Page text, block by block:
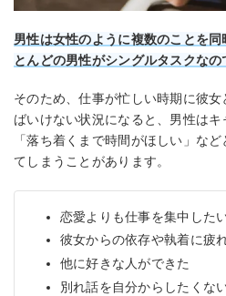
男性は女性のように複数のことを
とんどの男性がシングルタスクなの
そのため、仕事が忙しい時期に彼
ばいけない状況になると、男性は
「落ち着くまで時間がほしい」な
てしまうことがあります。
恋愛よりも仕事を集中した
彼女からの依存や執着に疲
他に好きな人ができた
別れ話を自分からしたくな